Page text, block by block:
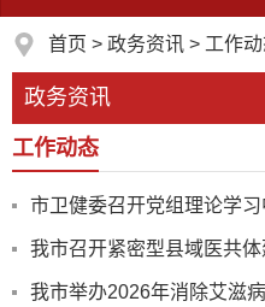
首页 > 政务资讯 > 工作
政务资讯
工作动态
我市召开紧密型县域医共